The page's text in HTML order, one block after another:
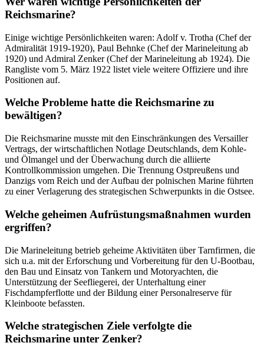
Reichsmarine?
Einige wichtige Persönlichkeiten waren: Adolf v. Trotha (Chef der
Admiralität 1919-1920), Paul Behnke (Chef der Marineleitung ab
1920) und Admiral Zenker (Chef der Marineleitung ab 1924). Die
Rangliste vom 5. März 1922 listet viele weitere Offiziere und ihre
Positionen auf.
Welche Probleme hatte die Reichsmarine zu
bewältigen?
Die Reichsmarine musste mit den Einschränkungen des Versailler
Vertrags, der wirtschaftlichen Notlage Deutschlands, dem Kohle-
und Ölmangel und der Überwachung durch die alliierte
Kontrollkommission umgehen. Die Trennung Ostpreußens und
Danzigs vom Reich und der Aufbau der polnischen Marine führten
zu einer Verlagerung des strategischen Schwerpunkts in die Ostsee.
Welche geheimen Aufrüstungsmaßnahmen wurden
ergriffen?
Die Marineleitung betrieb geheime Aktivitäten über Tarnfirmen, die
sich u.a. mit der Erforschung und Vorbereitung für den U-Bootbau,
den Bau und Einsatz von Tankern und Motoryachten, die
Unterstützung der Seefliegerei, der Unterhaltung einer
Fischdampferflotte und der Bildung einer Personalreserve für
Kleinboote befassten.
Welche strategischen Ziele verfolgte die
Reichsmarine unter Zenker?